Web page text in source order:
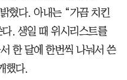
혔다. 아내는 “가끔 치킨
. 생일 때 위시리스트를
한 달에 한번씩 나눠서 쓴
했다.